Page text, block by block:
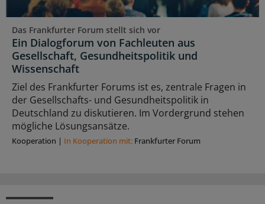
Das Frankfurter Forum stellt sich vor
Ein Dialogforum von Fachleuten aus
Gesellschaft, Gesundheitspolitik und
Wissenschaft
Ziel des Frankfurter Forums ist es, zentrale Fragen in
der Gesellschafts- und Gesundheitspolitik in
Deutschland zu diskutieren. Im Vordergrund stehen
mögliche Lösungsansätze.
Kooperation | In Kooperation mit: Frankfurter Forum